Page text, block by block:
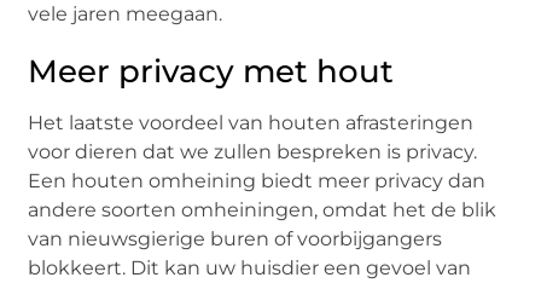
vele jaren meegaan.
Meer privacy met hout
Het laatste voordeel van houten afrasteringen
voor dieren dat we zullen bespreken is privacy.
Een houten omheining biedt meer privacy dan
andere soorten omheiningen, omdat het de blik
van nieuwsgierige buren of voorbijgangers
blokkeert. Dit kan uw huisdier een gevoel van